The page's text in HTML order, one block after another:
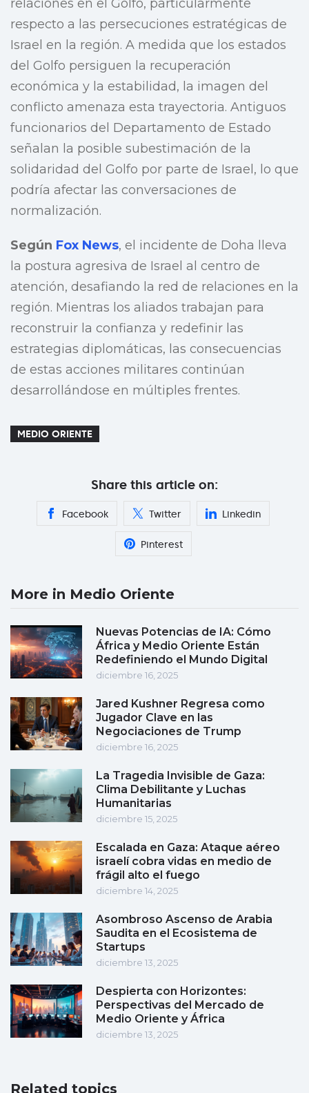
relaciones en el Golfo, particularmente
respecto a las persecuciones estratégicas de
Israel en la región. A medida que los estados
del Golfo persiguen la recuperación
económica y la estabilidad, la imagen del
conflicto amenaza esta trayectoria. Antiguos
funcionarios del Departamento de Estado
señalan la posible subestimación de la
solidaridad del Golfo por parte de Israel, lo que
podría afectar las conversaciones de
normalización.
Según Fox News, el incidente de Doha lleva
la postura agresiva de Israel al centro de
atención, desafiando la red de relaciones en la
región. Mientras los aliados trabajan para
reconstruir la confianza y redefinir las
estrategias diplomáticas, las consecuencias
de estas acciones militares continúan
desarrollándose en múltiples frentes.
MEDIO ORIENTE
Share this article on:
Facebook Twitter Linkedin
Pinterest
More in Medio Oriente
Nuevas Potencias de IA: Cómo
África y Medio Oriente Están
Redefiniendo el Mundo Digital
diciembre 16, 2025
Jared Kushner Regresa como
Jugador Clave en las
Negociaciones de Trump
diciembre 16, 2025
La Tragedia Invisible de Gaza:
Clima Debilitante y Luchas
Humanitarias
diciembre 15, 2025
Escalada en Gaza: Ataque aéreo
israelí cobra vidas en medio de
frágil alto el fuego
diciembre 14, 2025
Asombroso Ascenso de Arabia
Saudita en el Ecosistema de
Startups
diciembre 13, 2025
Despierta con Horizontes:
Perspectivas del Mercado de
Medio Oriente y África
diciembre 13, 2025
Related topics